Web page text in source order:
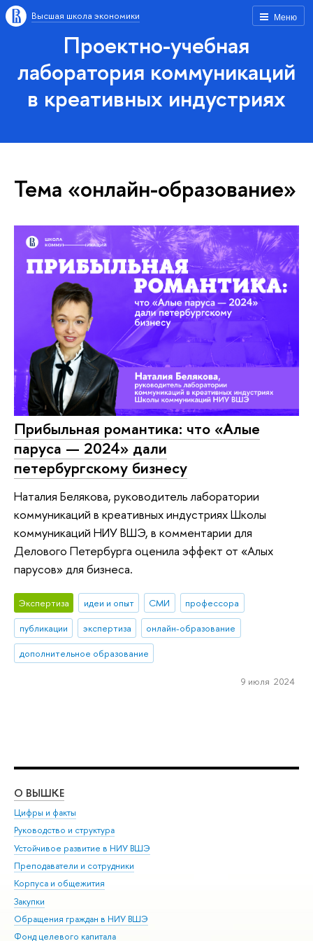
Меню
Высшая школа экономики
Проектно-учебная
лаборатория коммуникаций
в креативных индустриях
Тема «онлайн-образование»
Прибыльная романтика: что «Алые
паруса — 2024» дали
петербургскому бизнесу
Наталия Белякова, руководитель лаборатории
коммуникаций в креативных индустриях Школы
коммуникаций НИУ ВШЭ, в комментарии для
Делового Петербурга оценила эффект от «Алых
парусов» для бизнеса.
Экспертиза идеи и опыт СМИ
профессора
публикации
экспертиза
онлайн-образование
дополнительное образование
9 июля 2024
О ВЫШКЕ
Цифры и факты
Руководство и структура
Устойчивое развитие в НИУ ВШЭ
Преподаватели и сотрудники
Корпуса и общежития
Закупки
Обращения граждан в НИУ ВШЭ
Фонд целевого капитала